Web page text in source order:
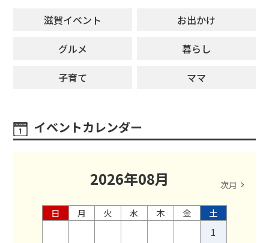
滋賀イベント
お出かけ
グルメ
暮らし
子育て
ママ
イベントカレンダー
2026年08月 次月
日 月 火 水 木 金
土
1